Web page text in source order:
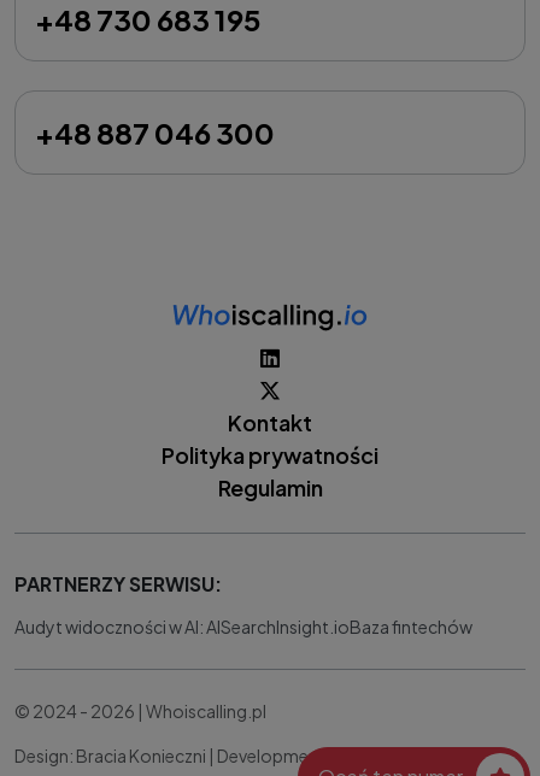
+48 730 683 195
+48 887 046 300
Kontakt
Polityka prywatności
Regulamin
PARTNERZY SERWISU:
Audyt widoczności w AI: AISearchInsight.ioBaza fintechów
© 2024 - 2026 | Whoiscalling.pl
Design: Bracia Konieczni | Development: